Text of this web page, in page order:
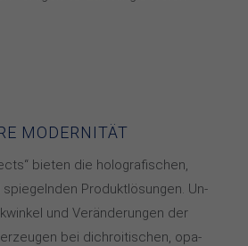
MODERNITÄT
bie­ten die ho­lo­gra­fi­schen,
Pro­dukt­lö­sun­gen. Un­
und Ver­än­de­run­gen der
bei dich­roi­ti­schen, opa­